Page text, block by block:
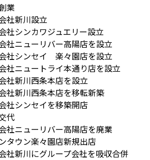
業
社新川設立
シンカワジュエリー設立
ニューリバー高陽店を設立
社シンセイ 楽々園店を設立
ニュートライ本通り店を設立
新川西条本店を設立
新川西条本店を移転新築
シンセイを移築開店
代
ニューリバー高陽店を廃業
ウン楽々園店新規出店
新川にグループ会社を吸収合併